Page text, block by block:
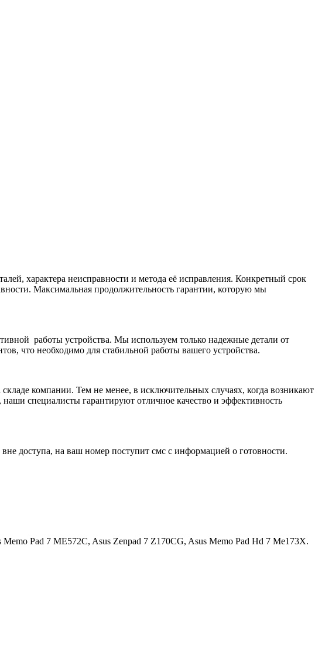
характера неисправности и метода её исправления. Конкретный срок
Максимальная продолжительность гарантии, которую мы
работы устройства. Мы используем только надежные детали от
что необходимо для стабильной работы вашего устройства.
компании. Тем не менее, в исключительных случаях, когда возникают
специалисты гарантируют отличное качество и эффективность
доступа, на ваш номер поступит смс с информацией о готовности.
Pad 7 ME572C, Asus Zenpad 7 Z170CG, Asus Memo Pad Hd 7 Me173X.